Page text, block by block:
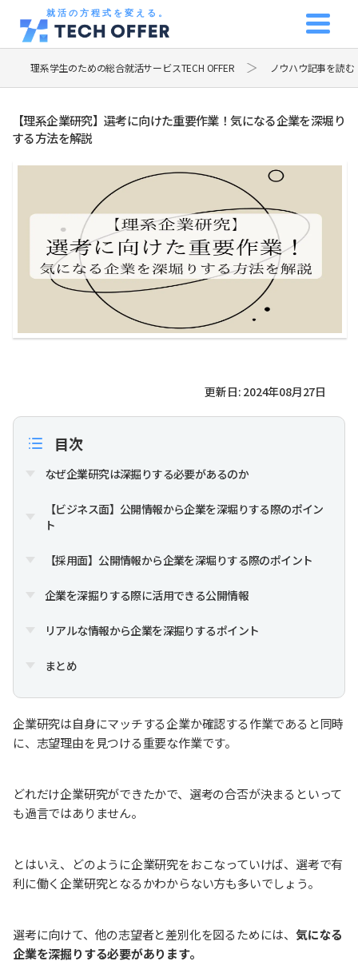
就活の方程式を変える。
理系学生のための総合就活サービスTECH OFFER ノウハウ記事を読む
【理系企業研究】選考に向けた重要作業！気になる企業を深堀り
する方法を解説
更新日: 2024年08月27日
目次
なぜ企業研究は深掘りする必要があるのか
【ビジネス面】公開情報から企業を深堀りする際のポイン
ト
【採用面】公開情報から企業を深堀りする際のポイント
企業を深掘りする際に活用できる公開情報
リアルな情報から企業を深掘りするポイント
まとめ
企業研究は自身にマッチする企業か確認する作業であると同時
に、志望理由を見つける重要な作業です。
どれだけ企業研究ができたかで、選考の合否が決まるといって
も過言ではありません。
とはいえ、どのように企業研究をおこなっていけば、選考で有
利に働く企業研究となるかわからない方も多いでしょう。
選考に向けて、他の志望者と差別化を図るためには、 気になる
企業を深掘りする必要があります。